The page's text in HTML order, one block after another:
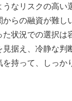
うなリスクの高い
からの融資が難し
た状況での選択は
据え、冷静な判
を持って、しっか